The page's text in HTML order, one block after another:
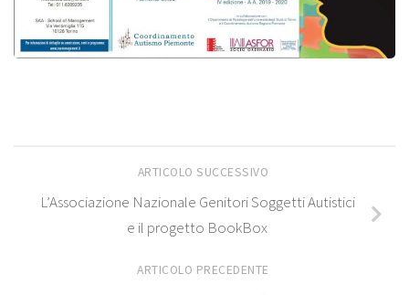
ARTICOLO SUCCESSIVO
L’Associazione Nazionale Genitori Soggetti Autistici
e il progetto BookBox
ARTICOLO PRECEDENTE